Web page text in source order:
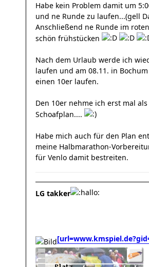
Habe kein Problem damit um
und ne Runde zu laufen...(gell
Anschließend ne Runde im
schön frühstücken
Nach dem Urlaub werde ich
laufen und am 08.11. in Bochum
einen 10er laufen.
Den 10er nehme ich erst mal
Schoafplan....
Habe mich auch für den Plan
meine Halbmarathon-
für Venlo damit bestreiten.
LG takker